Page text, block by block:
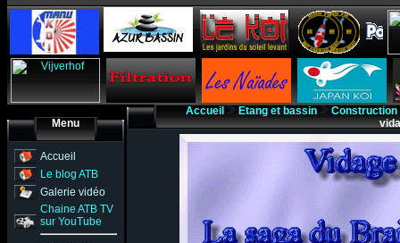
Menu
Accueil
Le blog ATB
Galerie vidéo
Chaine ATB TV
sur YouTube
Accueil Etang et bassin